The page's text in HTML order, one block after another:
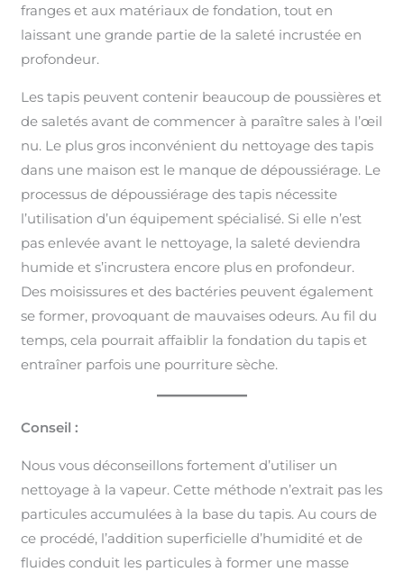
franges et aux matériaux de fondation, tout en
laissant une grande partie de la saleté incrustée en
profondeur.
Les tapis peuvent contenir beaucoup de poussières et
de saletés avant de commencer à paraître sales à l’œil
nu. Le plus gros inconvénient du nettoyage des tapis
dans une maison est le manque de dépoussiérage. Le
processus de dépoussiérage des tapis nécessite
l’utilisation d’un équipement spécialisé. Si elle n’est
pas enlevée avant le nettoyage, la saleté deviendra
humide et s’incrustera encore plus en profondeur.
Des moisissures et des bactéries peuvent également
se former, provoquant de mauvaises odeurs. Au fil du
temps, cela pourrait affaiblir la fondation du tapis et
entraîner parfois une pourriture sèche.
Conseil :
Nous vous déconseillons fortement d’utiliser un
nettoyage à la vapeur. Cette méthode n’extrait pas les
particules accumulées à la base du tapis. Au cours de
ce procédé, l’addition superficielle d’humidité et de
fluides conduit les particules à former une masse